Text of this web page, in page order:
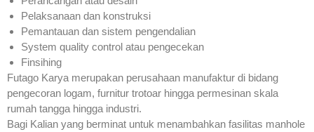
Pelaksanaan dan konstruksi
Pemantauan dan sistem pengendalian
System quality control atau pengecekan
Finsihing
Futago Karya merupakan perusahaan manufaktur di bidang
pengecoran logam, furnitur trotoar hingga permesinan skala
rumah tangga hingga industri.
Bagi Kalian yang berminat untuk menambahkan fasilitas manhole